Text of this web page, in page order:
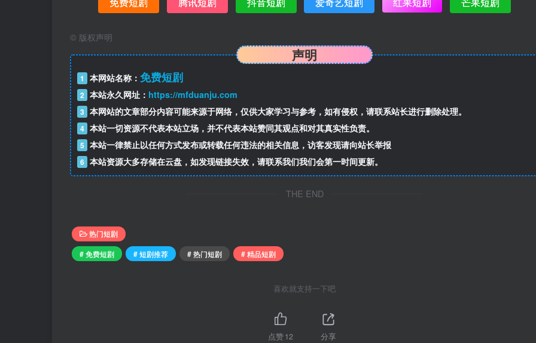
© 版权声明
声明
1 本网站名称： 免费短剧
2 本站永久网址： https://mfduanju.com
3 本网站的文章部分内容可能来源于网络，仅供大家学习与参考，如有侵权，请联系站长进行删除处理。
4 本站一切资源不代表本站立场，并不代表本站赞同其观点和对其真实性负责。
5 本站一律禁止以任何方式发布或转载任何违法的相关信息，访客发现请向站长举报
6 本站资源大多存储在云盘，如发现链接失效，请联系我们我们会第一时间更新。
THE END
热门短剧
# 免费短剧
# 短剧推荐 # 热门短剧 # 精品短剧
喜欢就支持一下吧
点赞12 分享